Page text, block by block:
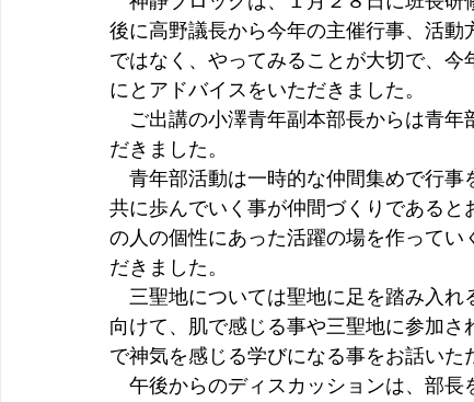
後に高野議長から今年の主催行事、活
ではなく、やってみることが大切で、
にとアドバイスをいただきました。
ご出講の小澤青年副本部長からは青年
だきました。
青年部活動は一時的な仲間集めで行事
共に歩んでいく事が仲間づくりである
の人の個性にあった活躍の場を作って
だきました。
三聖地については聖地に足を踏み入れ
向けて、肌で感じる事や三聖地に参加
で神気を感じる学びになる事をお話いた
午後からのディスカッションは、部長